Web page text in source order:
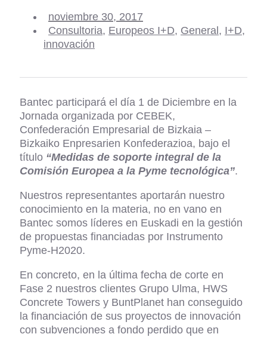
noviembre 30, 2017
Consultoria, Europeos I+D, General , I+D,
innovación
Bantec participará el día 1 de Diciembre en la
Jornada organizada por CEBEK,
Confederación Empresarial de Bizkaia –
Bizkaiko Enpresarien Konfederazioa, bajo el
título “Medidas de soporte integral de la
Comisión Europea a la Pyme tecnológica”.
Nuestros representantes aportarán nuestro
conocimiento en la materia, no en vano en
Bantec somos líderes en Euskadi en la gestión
de propuestas financiadas por Instrumento
Pyme-H2020.
En concreto, en la última fecha de corte en
Fase 2 nuestros clientes Grupo Ulma, HWS
Concrete Towers y BuntPlanet han conseguido
la financiación de sus proyectos de innovación
con subvenciones a fondo perdido que en